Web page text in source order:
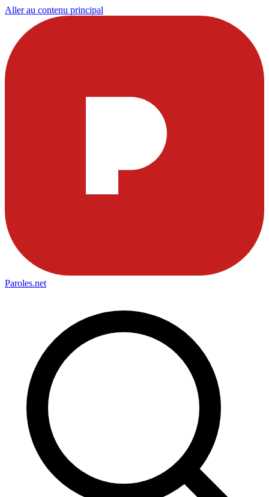
Aller au contenu principal
Paroles.net